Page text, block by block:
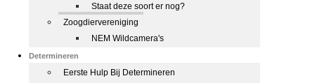
Staat deze soort er nog?
Zoogdiervereniging
NEM Wildcamera's
Determineren
Eerste Hulp Bij Determineren